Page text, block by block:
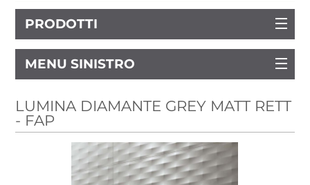
PRODOTTI
MENU SINISTRO
LUMINA DIAMANTE GREY MATT RETT
- FAP